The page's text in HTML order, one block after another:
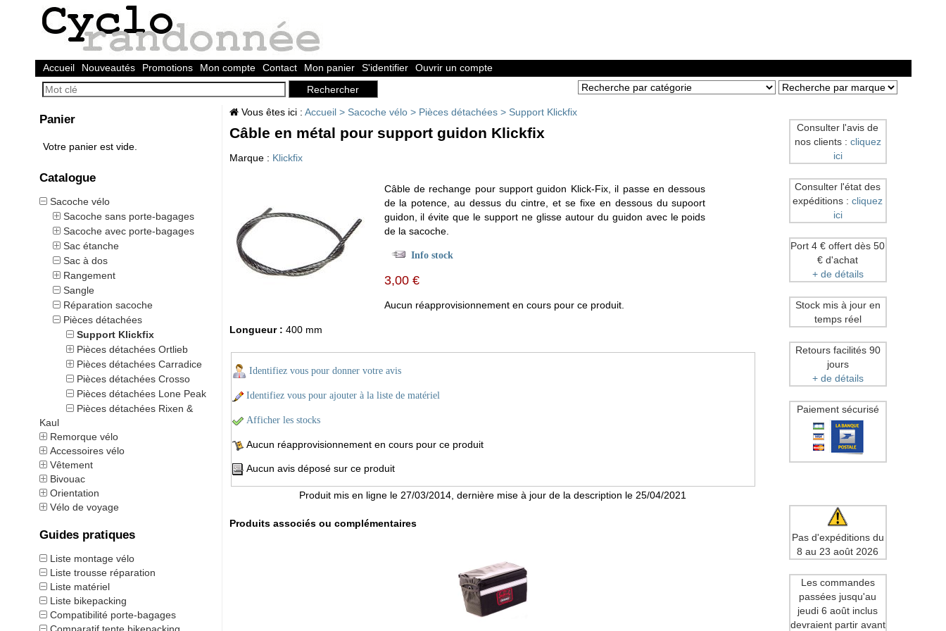
Accueil Nouveautés Promotions Mon compte Contact Mon panier S'identifier Ouvrir un compte
Panier
Votre panier est vide.
Catalogue
Sacoche vélo
Sacoche sans porte-bagages
Sacoche avec porte-bagages
Sac étanche
Sac à dos
Rangement
Sangle
Réparation sacoche
Pièces détachées
Support Klickfix
Pièces détachées Ortlieb
Pièces détachées Carradice
Pièces détachées Crosso
Pièces détachées Lone Peak
Pièces détachées Rixen &
Kaul
Remorque vélo
Accessoires vélo
Vêtement
Bivouac
Orientation
Vélo de voyage
Guides pratiques
Liste montage vélo
Liste trousse réparation
Liste matériel
Liste bikepacking
Compatibilité porte-bagages
Vous êtes ici : Accueil > Sacoche vélo > Pièces détachées > Support Klickfix
Câble en métal pour support guidon Klickfix
Marque : Klickfix
Câble de rechange pour support guidon Klick-Fix, il passe en dessous
de la potence, au dessus du cintre, et se fixe en dessous du supoort
guidon, il évite que le support ne glisse autour du guidon avec le poids
de la sacoche.
Info stock
3,00 €
Aucun réapprovisionnement en cours pour ce produit.
Longueur : 400 mm
Identifiez vous pour donner votre avis
Identifiez vous pour ajouter à la liste de matériel
Afficher les stocks
Aucun réapprovisionnement en cours pour ce produit
Aucun avis déposé sur ce produit
Produit mis en ligne le 27/03/2014, dernière mise à jour de la description le 25/04/2021
Produits associés ou complémentaires
Consulter l'avis de
nos clients : cliquez
ici
Consulter l'état des
expéditions : cliquez
ici
Port 4 € offert dès 50
€ d'achat
+ de détails
Stock mis à jour en
temps réel
Retours facilités 90
jours
+ de détails
Paiement sécurisé
Pas d'expéditions du
8 au 23 août 2026
Les commandes
passées jusqu'au
jeudi 6 août inclus
devraient partir avant